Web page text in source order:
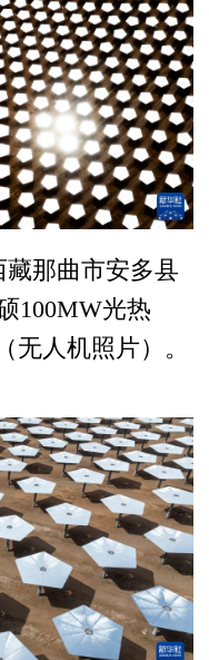
那曲市安多县
100MW光热
无人机照片）。